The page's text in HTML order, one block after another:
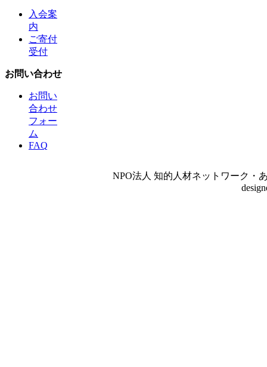
入会案
内
ご寄付
受付
お問い合わせ
お問い
合わせ
フォー
ム
FAQ
NPO法人 知的人材ネットワーク・